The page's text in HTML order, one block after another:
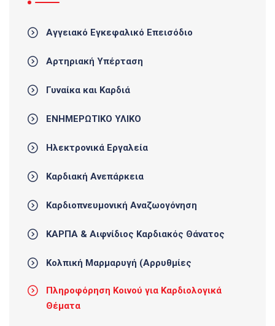
Αγγειακό Εγκεφαλικό Επεισόδιο
Αρτηριακή Υπέρταση
Γυναίκα και Καρδιά
ΕΝΗΜΕΡΩΤΙΚΟ ΥΛΙΚΟ
Ηλεκτρονικά Εργαλεία
Καρδιακή Ανεπάρκεια
Καρδιοπνευμονική Αναζωογόνηση
ΚΑΡΠΑ & Αιφνίδιος Καρδιακός Θάνατος
Κολπική Μαρμαρυγή (Αρρυθμίες
Πληροφόρηση Κοινού για Καρδιολογικά
Θέματα